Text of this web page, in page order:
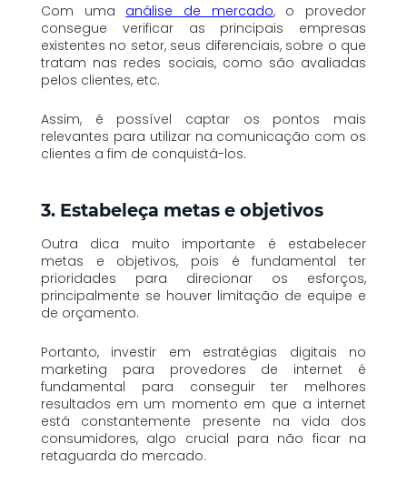
Com uma análise de mercado, o provedor
consegue verificar as principais empresas
existentes no setor, seus diferenciais, sobre o que
tratam nas redes sociais, como são avaliadas
pelos clientes, etc.
Assim, é possível captar os pontos mais
relevantes para utilizar na comunicação com os
clientes a fim de conquistá-los.
3. Estabeleça metas e objetivos
Outra dica muito importante é estabelecer
metas e objetivos, pois é fundamental ter
prioridades para direcionar os esforços,
principalmente se houver limitação de equipe e
de orçamento.
Portanto, investir em estratégias digitais no
marketing para provedores de internet é
fundamental para conseguir ter melhores
resultados em um momento em que a internet
está constantemente presente na vida dos
consumidores, algo crucial para não ficar na
retaguarda do mercado.